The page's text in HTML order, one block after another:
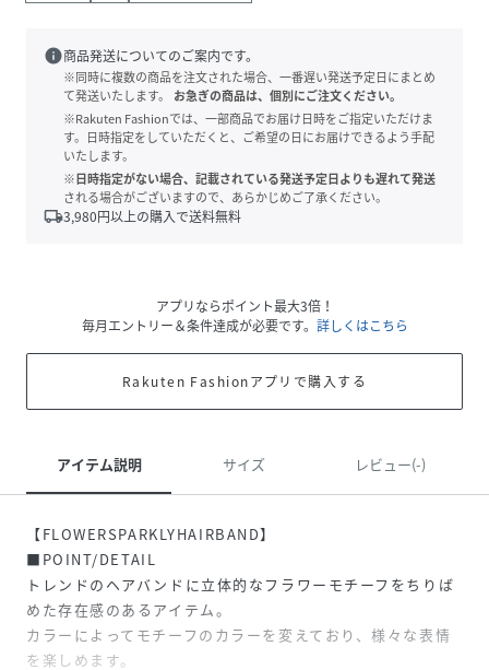
info商品発送についてのご案内です。
※同時に複数の商品を注文された場合、一番遅い発送予定日にまとめ
て発送いたします。
お急ぎの商品は、個別にご注文ください。
※Rakuten Fashionでは、一部商品でお届け日時をご指定いただけま
す。日時指定をしていただくと、ご希望の日にお届けできるよう手配
いたします。
※日時指定がない場合、記載されている発送予定日よりも遅れて発送
される場合がございますので、あらかじめご了承ください。
local_shipping3,980円以上の購入で送料無料
アプリならポイント最大3倍！
毎月エントリー＆条件達成が必要です。 詳しくはこちら
Rakuten Fashionアプリで購入する
アイテム説明 サイズ レビュー(-)
【FLOWERSPARKLYHAIRBAND】
■POINT/DETAIL
トレンドのヘアバンドに立体的なフラワーモチーフをちりば
めた存在感のあるアイテム。
カラーによってモチーフのカラーを変えており、様々な表情
を楽しめます。